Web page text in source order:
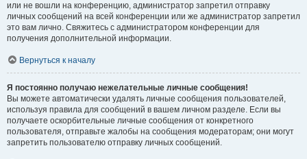
или не вошли на конференцию, администратор запретил отправку
личных сообщений на всей конференции или же администратор запретил
это вам лично. Свяжитесь с администратором конференции для
получения дополнительной информации.
Вернуться к началу
Я постоянно получаю нежелательные личные сообщения!
Вы можете автоматически удалять личные сообщения пользователей,
используя правила для сообщений в вашем личном разделе. Если вы
получаете оскорбительные личные сообщения от конкретного
пользователя, отправьте жалобы на сообщения модераторам; они могут
запретить пользователю отправку личных сообщений.